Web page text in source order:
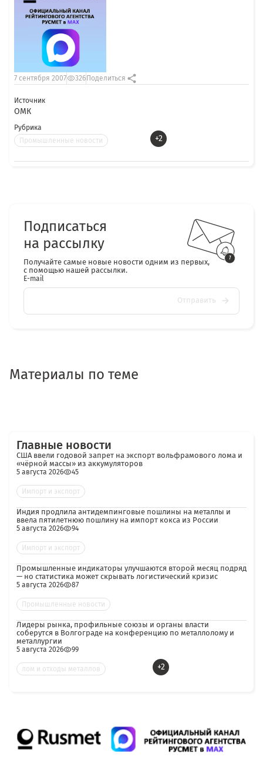
Источник
ОМК
Рубрика
Промышленные новости
+2
7 сентября 2007 326 Поделиться
Подписаться
на рассылку
Получайте самые новые новости одним из первых,
с помощью нашей рассылки.
E-mail
Отправить
Материалы по теме
Главные новости
США ввели годовой запрет на экспорт вольфрамового лома и
«чёрной массы» из аккумуляторов
5 августа 2026 45
Импорт и экспорт
Индия продлила антидемпинговые пошлины на металлы и
ввела пятилетнюю пошлину на импорт кокса из России
5 августа 2026 94
Импорт и экспорт
Промышленные индикаторы улучшаются второй месяц подряд
— но статистика может скрывать логистический кризис
5 августа 2026 87
Промышленные новости
Лидеры рынка, профильные союзы и органы власти
соберутся в Волгограде на конференцию по металлолому и
металлургии
5 августа 2026 99
лом и отходы металлов +2